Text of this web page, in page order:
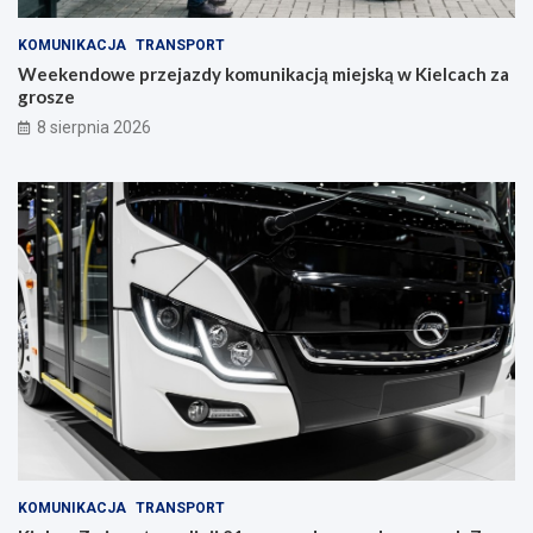
w
c
z
y
e
KOMUNIKACJA TRANSPORT
Weekendowe przejazdy komunikacją miejską w Kielcach za
grosze
8 sierpnia 2026
KOMUNIKACJA TRANSPORT